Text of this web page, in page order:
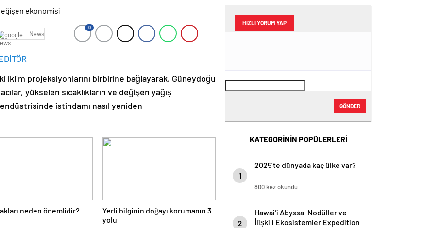
News
0
projeksiyonlarını birbirine bağlayarak, Güneydoğu
yükselen sıcaklıkların ve değişen yağış
istihdamı nasıl yeniden
neden önemlidir?
Yerli bilginin doğayı korumanın 3
yolu
HIZLI YORUM YAP
GÖNDER
KATEGORİNİN POPÜLERLERİ
1
2025’te dünyada kaç ülke var?
800 kez okundu
2
Hawaiʻi Abyssal Nodüller ve
İlişkili Ekosistemler Expedition